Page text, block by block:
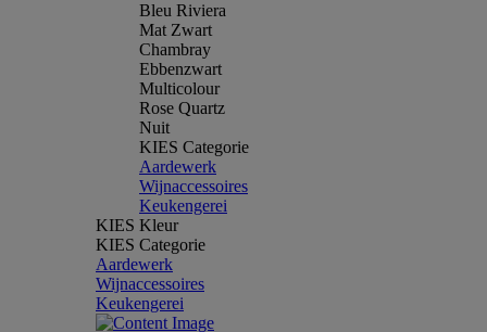
Bleu Riviera
Mat Zwart
Chambray
Ebbenzwart
Multicolour
Rose Quartz
Nuit
KIES Categorie
Aardewerk
Wijnaccessoires
Keukengerei
KIES Kleur
KIES Categorie
Aardewerk
Wijnaccessoires
Keukengerei